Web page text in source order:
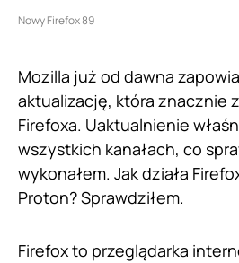
Nowy Firefox 89
Mozilla już od dawna
aktualizację, która znacznie
Firefoxa. Uaktualnienie
wszystkich kanałach, co
wykonałem. Jak działa
Proton? Sprawdziłem.
Firefox to przeglądarka